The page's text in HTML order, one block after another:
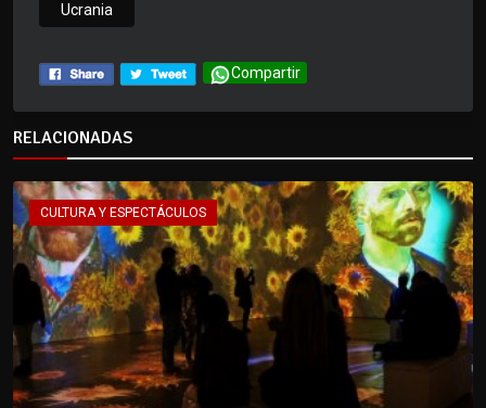
Ucrania
Compartir
RELACIONADAS
CULTURA Y ESPECTÁCULOS